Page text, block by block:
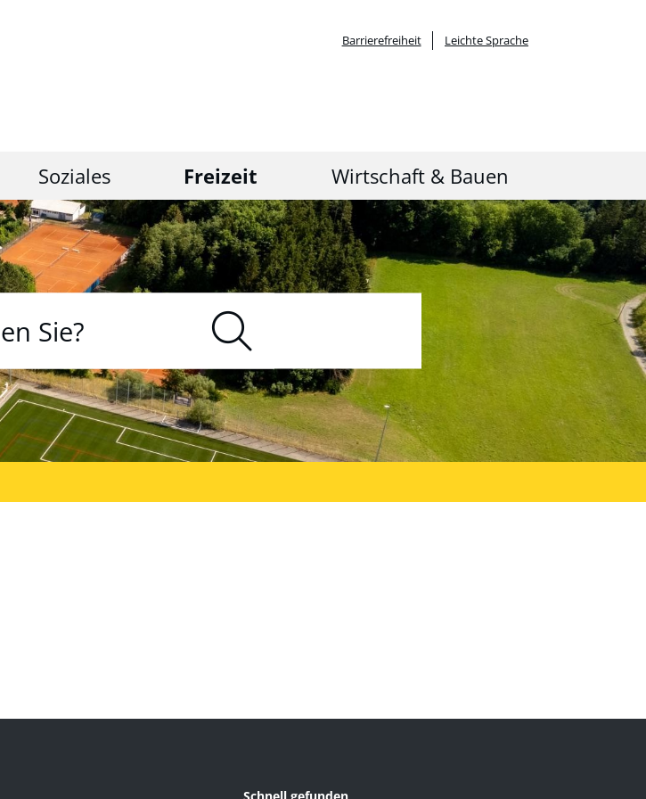
Barrierefreiheit Leichte Sprache
Soziales Freizeit Wirtschaft & Bauen